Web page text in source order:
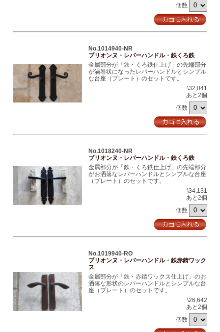
個数
No.1014940-NR
ブリオンヌ・レバーハンドル・鉄くろ鉄
金属部分が「鉄・くろ鉄仕上げ」の先端部分
が渦巻状になったレバーハンドルとシンプル
な台座（プレート）のセットです。
\32,041
あと2個
個数
No.1018240-NR
ブリオンヌ・レバーハンドル・鉄くろ鉄
金属部分が「鉄・くろ鉄仕上げ」の先端部分
がお洒落なレバーハンドルとシンプルな台座
（プレート）のセットです。
\34,131
あと2個
個数
No.1019940-RO
ブリオンヌ・レバーハンドル・鉄赤錆ワック
ス
金属部分が「鉄・赤錆ワックス仕上げ」のお
洒落な形状のレバーハンドルとシンプルな台
座（プレート）のセットです。
\26,642
あと2個
個数